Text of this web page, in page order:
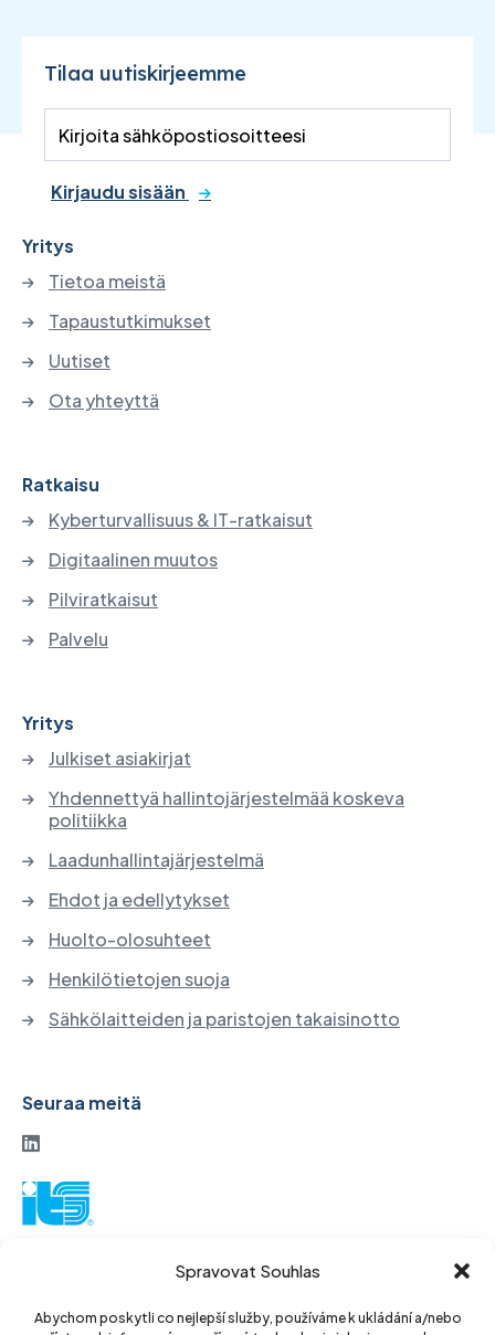
Spravovat Souhlas
Abychom poskytli co nejlepší služby, používáme k ukládání a/nebo
Tilaa uutiskirjeemme
Kirjaudu sisään
Yritys
Tietoa meistä
Tapaustutkimukset
Uutiset
Ota yhteyttä
Ratkaisu
Kyberturvallisuus & IT-ratkaisut
Digitaalinen muutos
Pilviratkaisut
Palvelu
Yritys
Julkiset asiakirjat
Yhdennettyä hallintojärjestelmää koskeva
politiikka
Laadunhallintajärjestelmä
Ehdot ja edellytykset
Huolto-olosuhteet
Henkilötietojen suoja
Sähkölaitteiden ja paristojen takaisinotto
Seuraa meitä
130 52 Praha 3